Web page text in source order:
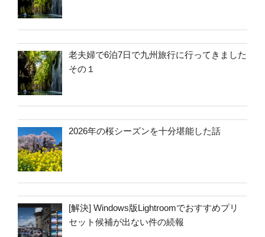
老夫婦で6泊7日で九州旅行に行ってきました
その１
2026年の桜シーズンを十分堪能した話
[解決] Windows版Lightroomでおすすめプリ
セット候補が出ない件の続報